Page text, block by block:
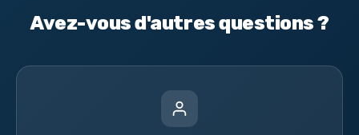
Avez-vous d'autres questions ?